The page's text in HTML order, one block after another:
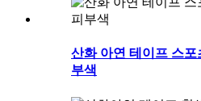
산화 아연 테이프 스포
부색